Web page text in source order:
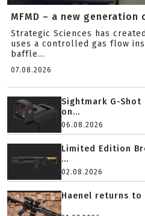
MFMD – a new generation
Strategic Sciences has
uses a controlled gas flow
baffle...
07.08.2026
Sightmark G-
on...
06.08.2026
Limited Edition
...
02.08.2026
Haenel returns to